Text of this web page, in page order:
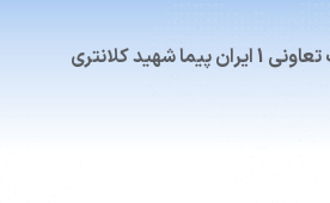
شهید کلانتری